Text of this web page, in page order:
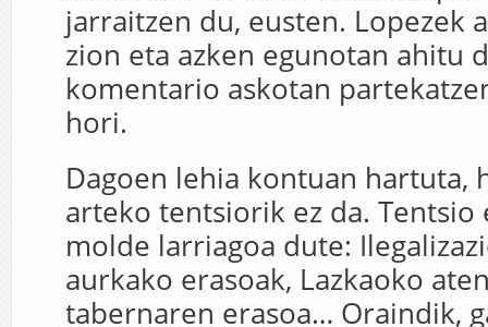
jarraitzen du, eusten. Lopezek
zion eta azken egunotan ahitu
komentario askotan
hori.
Dagoen lehia kontuan hartuta,
arteko tentsiorik ez da. Tentsio
molde larriagoa dute:
aurkako erasoak, Lazkaoko
tabernaren erasoa… Oraindik,